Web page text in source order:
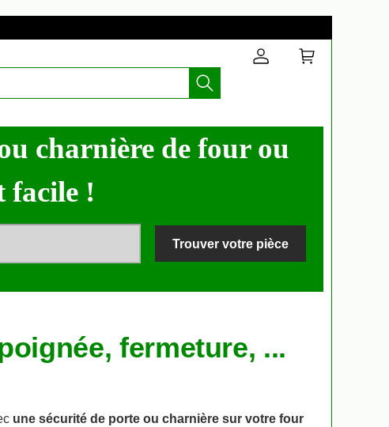
charnière de four ou
facile !
Trouver votre pièce
fermeture, ...
une sécurité de porte ou charnière sur votre four